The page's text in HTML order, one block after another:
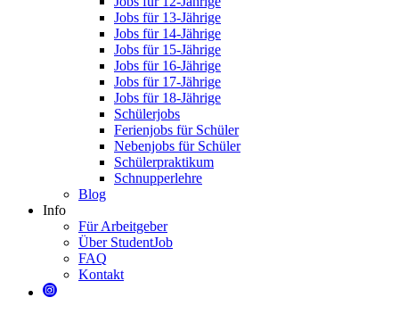
Jobs für 13-Jährige
Jobs für 14-Jährige
Jobs für 15-Jährige
Jobs für 16-Jährige
Jobs für 17-Jährige
Jobs für 18-Jährige
Schülerjobs
Ferienjobs für Schüler
Nebenjobs für Schüler
Schülerpraktikum
Schnupperlehre
Blog
Info
Für Arbeitgeber
Über StudentJob
FAQ
Kontakt